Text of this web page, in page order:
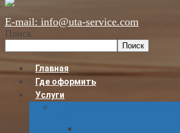
E-mail: info@uta-service.com
Поиск
Поиск
Главная
Где оформить
Услуги